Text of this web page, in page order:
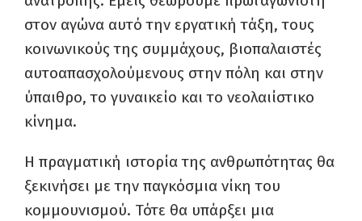
στον αγώνα αυτό την εργατική τάξη, τους
κοινωνικούς της συμμάχους, βιοπαλαιστές
αυτοαπασχολούμενους στην πόλη και στην
ύπαιθρο, το γυναικείο και το νεολαιίστικο
κίνημα.
Η πραγματική ιστορία της ανθρωπότητας θα
ξεκινήσει με την παγκόσμια νίκη του
κομμουνισμού. Τότε θα υπάρξει μια